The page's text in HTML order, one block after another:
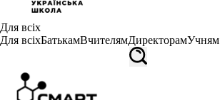
Для всіх
Для всіхБатькамВчителямДиректорамУчням